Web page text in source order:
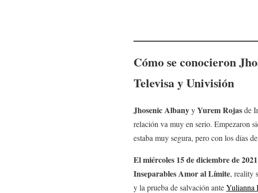
Cómo se conocieron
Televisa y Univisión
Jhosenic AlbanyyYurem Rojasde
relación va muy en serio. Empezaron
estaba muy segura, pero con los días
El miércoles 15 de diciembre de 2021
Inseparables Amor al Límite, reality
y la prueba de salvación anteYulianna